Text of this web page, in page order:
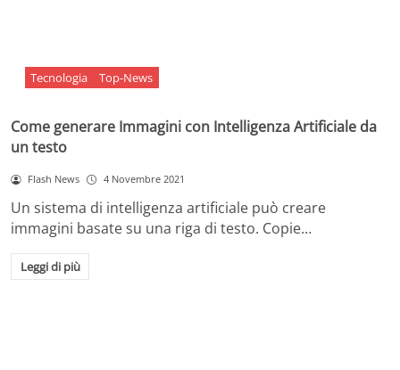
Tecnologia Top-News
Come generare Immagini con Intelligenza Artificiale da
un testo
Flash News 4 Novembre 2021
Un sistema di intelligenza artificiale può creare
immagini basate su una riga di testo. Copie…
Leggi di più